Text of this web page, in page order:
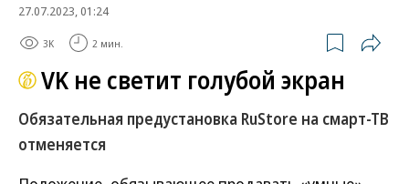
27.07.2023, 01:24
3K 2 мин.
VK не светит голубой экран
Обязательная предустановка RuStore на смарт-ТВ
отменяется